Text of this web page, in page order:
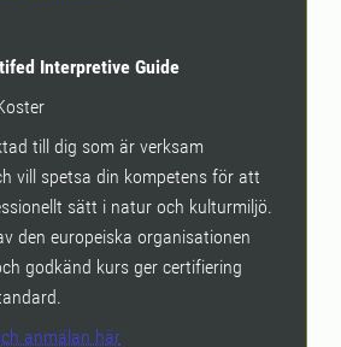
Interpretive Guide
till dig som är verksam
vill spetsa din kompetens för att
sätt i natur och kulturmiljö.
den europeiska organisationen
godkänd kurs ger certifiering
anmälan här